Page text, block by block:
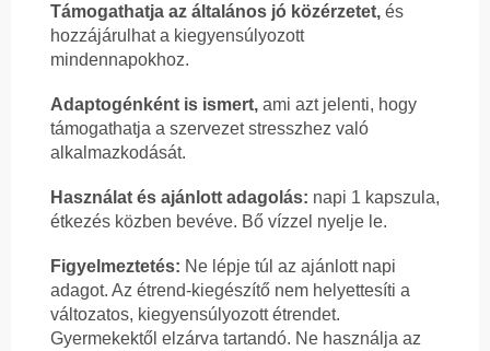
Támogathatja az általános jó közérzetet, és
hozzájárulhat a kiegyensúlyozott
mindennapokhoz.
Adaptogénként is ismert, ami azt jelenti, hogy
támogathatja a szervezet stresszhez való
alkalmazkodását.
Használat és ajánlott adagolás: napi 1 kapszula,
étkezés közben bevéve. Bő vízzel nyelje le.
Figyelmeztetés: Ne lépje túl az ajánlott napi
adagot. Az étrend-kiegészítő nem helyettesíti a
változatos, kiegyensúlyozott étrendet.
Gyermekektől elzárva tartandó. Ne használja az